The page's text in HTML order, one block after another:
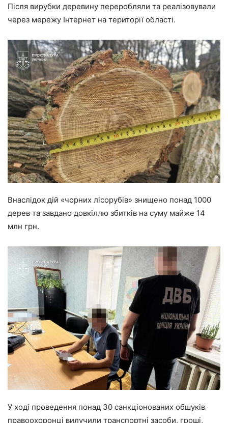
Після вирубки деревину переробляли та реалізовували
через мережу Інтернет на території області.
Внаслідок дій «чорних лісорубів» знищено понад 1000
дерев та завдано довкіллю збитків на суму майже 14
млн грн.
У ході проведення понад 30 санкціонованих обшуків
правоохоронці вилучили транспортні засоби, гроші,